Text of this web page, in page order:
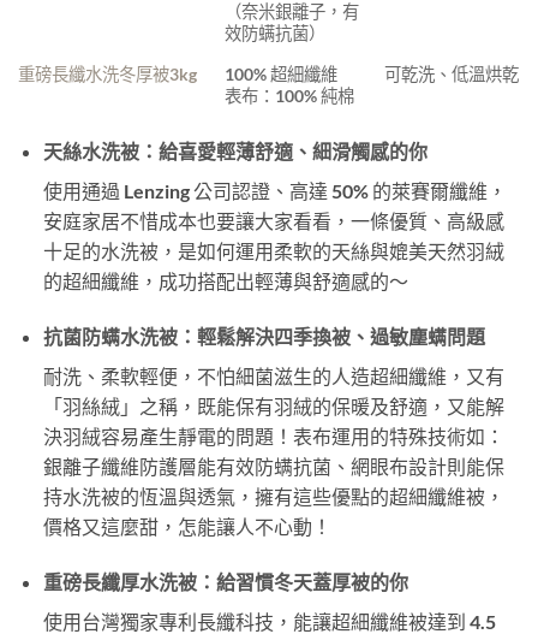
（奈米銀離子，有
效防螨抗菌）
重磅長纖水洗冬厚被3kg
100% 超細纖維
表布：100% 純棉
可乾洗、低溫烘乾
天絲水洗被：給喜愛輕薄舒適、細滑觸感的你
使用通過 Lenzing 公司認證、高達 50% 的萊賽爾纖維，
安庭家居不惜成本也要讓大家看看，一條優質、高級感
十足的水洗被，是如何運用柔軟的天絲與媲美天然羽絨
的超細纖維，成功搭配出輕薄與舒適感的～
抗菌防螨水洗被：輕鬆解決四季換被、過敏塵螨問題
耐洗、柔軟輕便，不怕細菌滋生的人造超細纖維，又有
「羽絲絨」之稱，既能保有羽絨的保暖及舒適，又能解
決羽絨容易產生靜電的問題！表布運用的特殊技術如：
銀離子纖維防護層能有效防螨抗菌、網眼布設計則能保
持水洗被的恆溫與透氣，擁有這些優點的超細纖維被，
價格又這麼甜，怎能讓人不心動！
重磅長纖厚水洗被：給習慣冬天蓋厚被的你
使用台灣獨家專利長纖科技，能讓超細纖維被達到 4.5